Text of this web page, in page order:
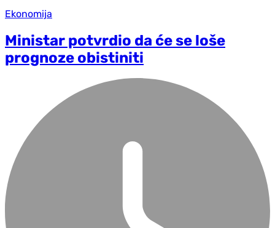
Ekonomija
Ministar potvrdio da će se loše
prognoze obistiniti